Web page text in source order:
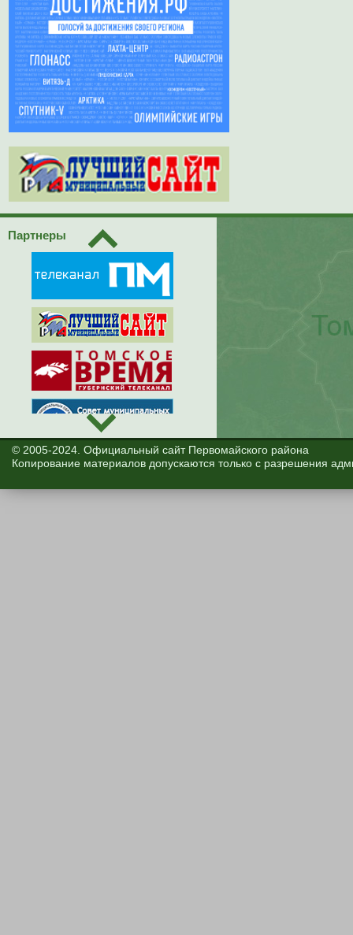
Партнеры
© 2005-2024. Официальный сайт Первомайского района
Копирование материалов допускаются только с разрешения